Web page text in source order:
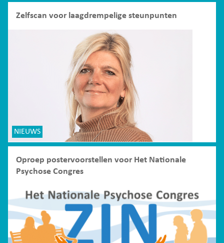
Zelfscan voor laagdrempelige steunpunten
NIEUWS
Oproep postervoorstellen voor Het Nationale
Psychose Congres